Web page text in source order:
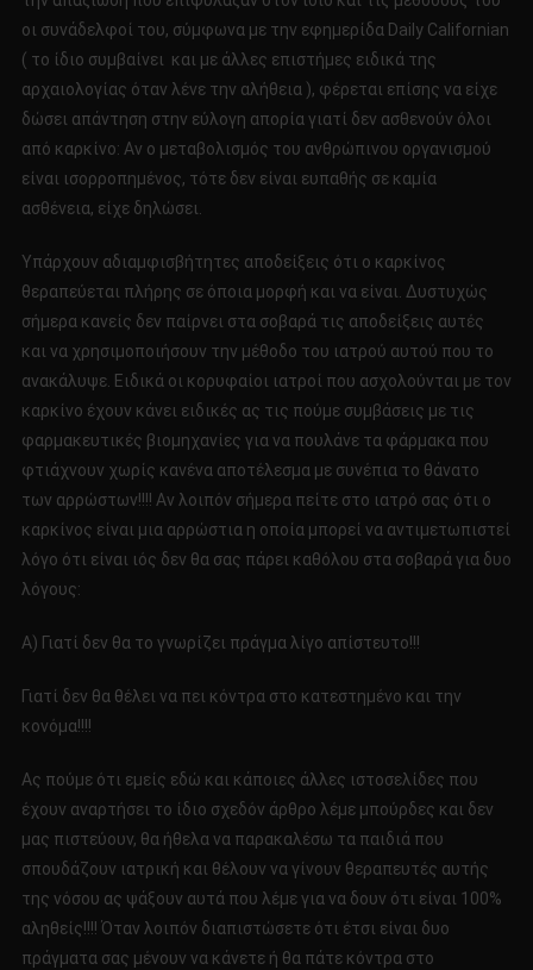
οι συνάδελφοί του, σύμφωνα με την εφημερίδα Daily Californian
( το ίδιο συμβαίνει και με άλλες επιστήμες ειδικά της
αρχαιολογίας όταν λένε την αλήθεια ), φέρεται επίσης να είχε
δώσει απάντηση στην εύλογη απορία γιατί δεν ασθενούν όλοι
από καρκίνο: Αν ο μεταβολισμός του ανθρώπινου οργανισμού
είναι ισορροπημένος, τότε δεν είναι ευπαθής σε καμία
ασθένεια, είχε δηλώσει.
Υπάρχουν αδιαμφισβήτητες αποδείξεις ότι ο καρκίνος
θεραπεύεται πλήρης σε όποια μορφή και να είναι. Δυστυχώς
σήμερα κανείς δεν παίρνει στα σοβαρά τις αποδείξεις αυτές
και να χρησιμοποιήσουν την μέθοδο του ιατρού αυτού που το
ανακάλυψε. Ειδικά οι κορυφαίοι ιατροί που ασχολούνται με τον
καρκίνο έχουν κάνει ειδικές ας τις πούμε συμβάσεις με τις
φαρμακευτικές βιομηχανίες για να πουλάνε τα φάρμακα που
φτιάχνουν χωρίς κανένα αποτέλεσμα με συνέπια το θάνατο
των αρρώστων!!!! Αν λοιπόν σήμερα πείτε στο ιατρό σας ότι ο
καρκίνος είναι μια αρρώστια η οποία μπορεί να αντιμετωπιστεί
λόγο ότι είναι ιός δεν θα σας πάρει καθόλου στα σοβαρά για δυο
λόγους:
Α) Γιατί δεν θα το γνωρίζει πράγμα λίγο απίστευτο!!!
Γιατί δεν θα θέλει να πει κόντρα στο κατεστημένο και την
κονόμα!!!!
Ας πούμε ότι εμείς εδώ και κάποιες άλλες ιστοσελίδες που
έχουν αναρτήσει το ίδιο σχεδόν άρθρο λέμε μπούρδες και δεν
μας πιστεύουν, θα ήθελα να παρακαλέσω τα παιδιά που
σπουδάζουν ιατρική και θέλουν να γίνουν θεραπευτές αυτής
της νόσου ας ψάξουν αυτά που λέμε για να δουν ότι είναι 100%
αληθείς!!!! Όταν λοιπόν διαπιστώσετε ότι έτσι είναι δυο
πράγματα σας μένουν να κάνετε ή θα πάτε κόντρα στο